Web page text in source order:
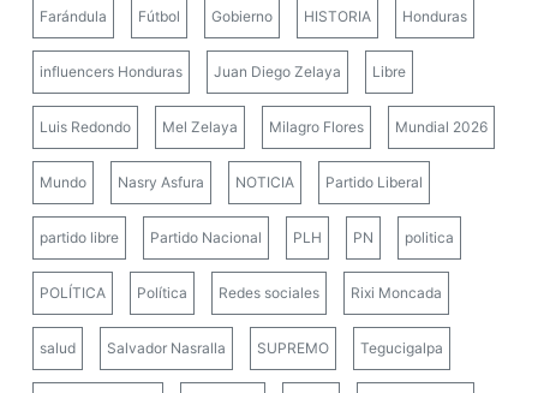
Farándula Fútbol Gobierno HISTORIA Honduras
influencers Honduras Juan Diego Zelaya Libre
Luis Redondo Mel Zelaya Milagro Flores Mundial 2026
Mundo Nasry Asfura NOTICIA Partido Liberal
partido libre Partido Nacional PLH PN politica
POLÍTICA Política Redes sociales Rixi Moncada
salud Salvador Nasralla SUPREMO Tegucigalpa